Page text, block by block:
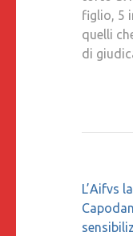
figlio, 5
quelli
di
L’Aifvs